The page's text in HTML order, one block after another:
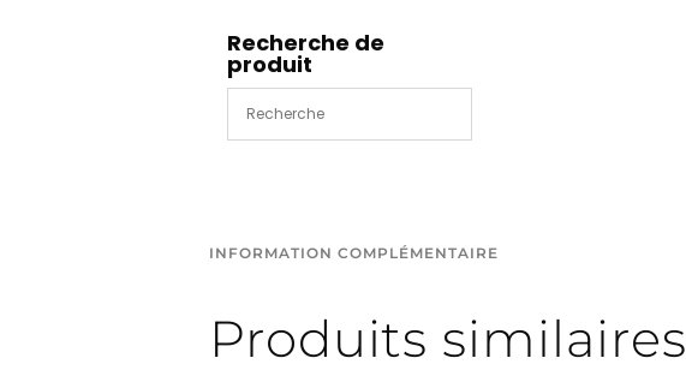
diam
100mm
Recherche de
produit
INFORMATION COMPLÉMENTAIRE
Produits similaires